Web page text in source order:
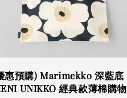
惠預購) Marimekko 深藍底
UNIKKO 經典款薄棉購物